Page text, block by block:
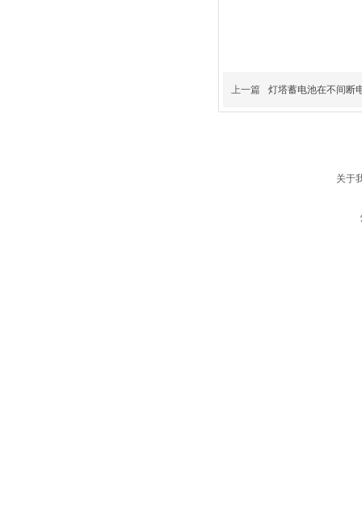
上一篇 灯塔蓄电池在不间断
关于